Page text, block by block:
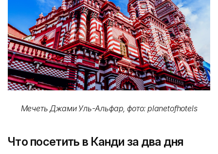
Мечеть Джами Уль-Альфар, фото: planetofhotels
Что посетить в Канди за два дня